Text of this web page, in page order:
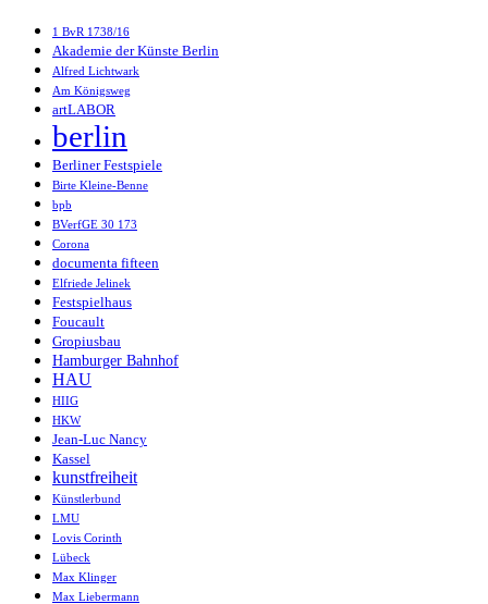
1 BvR 1738/16
Akademie der Künste Berlin
Alfred Lichtwark
Am Königsweg
artLABOR
berlin
Berliner Festspiele
Birte Kleine-Benne
bpb
BVerfGE 30 173
Corona
documenta fifteen
Elfriede Jelinek
Festspielhaus
Foucault
Gropiusbau
Hamburger Bahnhof
HAU
HIIG
HKW
Jean-Luc Nancy
Kassel
kunstfreiheit
Künstlerbund
LMU
Lovis Corinth
Lübeck
Max Klinger
Max Liebermann